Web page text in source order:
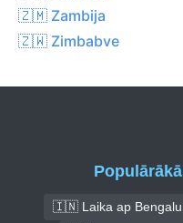
🇿🇲 Zambija
🇿🇼 Zimbabve
🇮🇳 Laika ap